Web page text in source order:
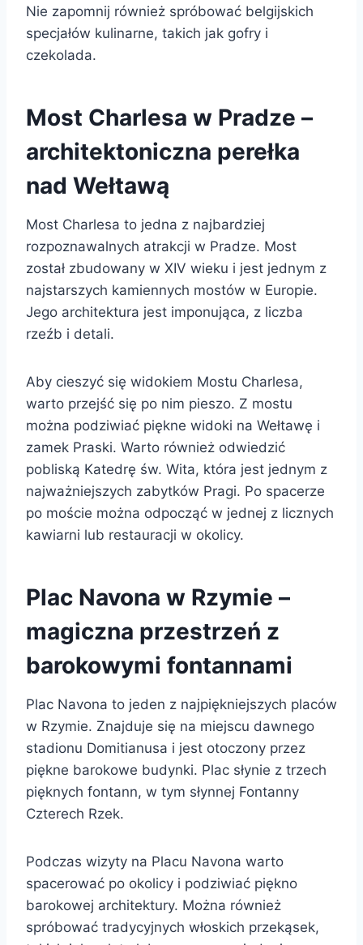
Nie zapomnij również spróbować belgijskich
specjałów kulinarne, takich jak gofry i
czekolada.
Most Charlesa w Pradze –
architektoniczna perełka
nad Wełtawą
Most Charlesa to jedna z najbardziej
rozpoznawalnych atrakcji w Pradze. Most
został zbudowany w XIV wieku i jest jednym z
najstarszych kamiennych mostów w Europie.
Jego architektura jest imponująca, z liczba
rzeźb i detali.
Aby cieszyć się widokiem Mostu Charlesa,
warto przejść się po nim pieszo. Z mostu
można podziwiać piękne widoki na Wełtawę i
zamek Praski. Warto również odwiedzić
pobliską Katedrę św. Wita, która jest jednym z
najważniejszych zabytków Pragi. Po spacerze
po moście można odpocząć w jednej z licznych
kawiarni lub restauracji w okolicy.
Plac Navona w Rzymie –
magiczna przestrzeń z
barokowymi fontannami
Plac Navona to jeden z najpiękniejszych placów
w Rzymie. Znajduje się na miejscu dawnego
stadionu Domitianusa i jest otoczony przez
piękne barokowe budynki. Plac słynie z trzech
pięknych fontann, w tym słynnej Fontanny
Czterech Rzek.
Podczas wizyty na Placu Navona warto
spacerować po okolicy i podziwiać piękno
barokowej architektury. Można również
spróbować tradycyjnych włoskich przekąsek,